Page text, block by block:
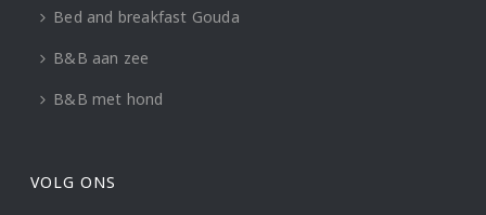
Bed and breakfast Gouda
B&B aan zee
B&B met hond
VOLG ONS